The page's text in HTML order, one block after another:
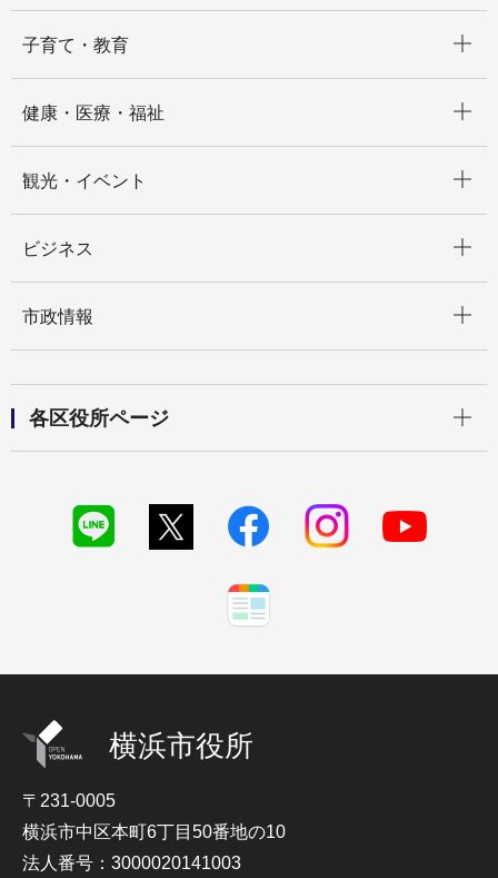
子育て・教育
健康・医療・福祉
観光・イベント
ビジネス
市政情報
各区役所ページ
横浜市役所
〒231-0005
横浜市中区本町6丁目50番地の10
法人番号：3000020141003